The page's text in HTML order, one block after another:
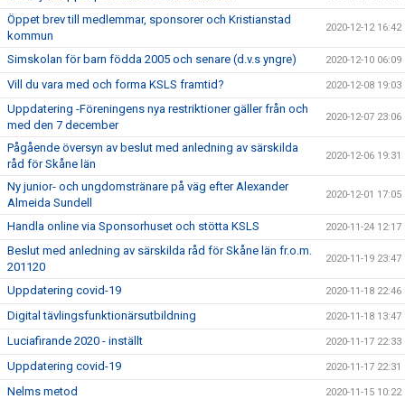
Öppet brev till medlemmar, sponsorer och Kristianstad
kommun
2020-12-12 16:42
Simskolan för barn födda 2005 och senare (d.v.s yngre) 2020-12-10 06:09
Vill du vara med och forma KSLS framtid? 2020-12-08 19:03
Uppdatering -Föreningens nya restriktioner gäller från och
med den 7 december
2020-12-07 23:06
Pågående översyn av beslut med anledning av särskilda
råd för Skåne län
2020-12-06 19:31
Ny junior- och ungdomstränare på väg efter Alexander
Almeida Sundell
2020-12-01 17:05
Handla online via Sponsorhuset och stötta KSLS 2020-11-24 12:17
Beslut med anledning av särskilda råd för Skåne län fr.o.m.
201120
2020-11-19 23:47
Uppdatering covid-19 2020-11-18 22:46
Digital tävlingsfunktionärsutbildning 2020-11-18 13:47
Luciafirande 2020 - inställt 2020-11-17 22:33
Uppdatering covid-19 2020-11-17 22:31
Nelms metod 2020-11-15 10:22